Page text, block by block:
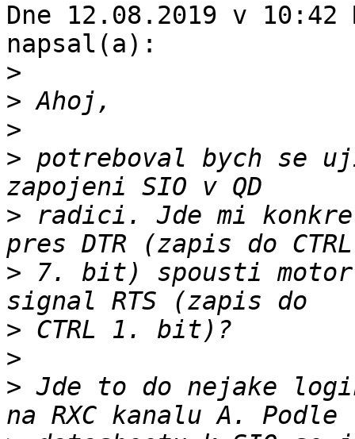
Dne 12.08.2019 v 10:42
napsal(a):
>
>
>
> potreboval bych se
> radici. Jde mi
> 7. bit) spousti motor.
>
>
> Jde to do nejake